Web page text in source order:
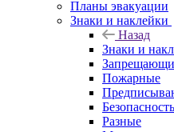
Планы эвакуации
Знаки и наклейки
Назад
Знаки и
Пожарные
Безопасность
Разные